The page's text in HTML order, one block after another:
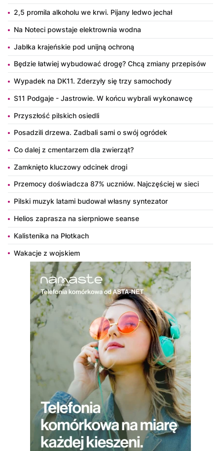
2,5 promila alkoholu we krwi. Pijany ledwo jechał
Na Noteci powstaje elektrownia wodna
Jabłka krajeńskie pod unijną ochroną
Będzie łatwiej wybudować drogę? Chcą zmiany przepisów
Wypadek na DK11. Zderzyły się trzy samochody
S11 Podgaje - Jastrowie. W końcu wybrali wykonawcę
Przyszłość pilskich osiedli
Posadzili drzewa. Zadbali sami o swój ogródek
Co dalej z cmentarzem dla zwierząt?
Zamknięto kluczowy odcinek drogi
Przemocy doświadcza 87% uczniów. Najczęściej w sieci
Pilski muzyk latami budował własny syntezator
Helios zaprasza na sierpniowe seanse
Kalistenika na Płotkach
Wakacje z wojskiem